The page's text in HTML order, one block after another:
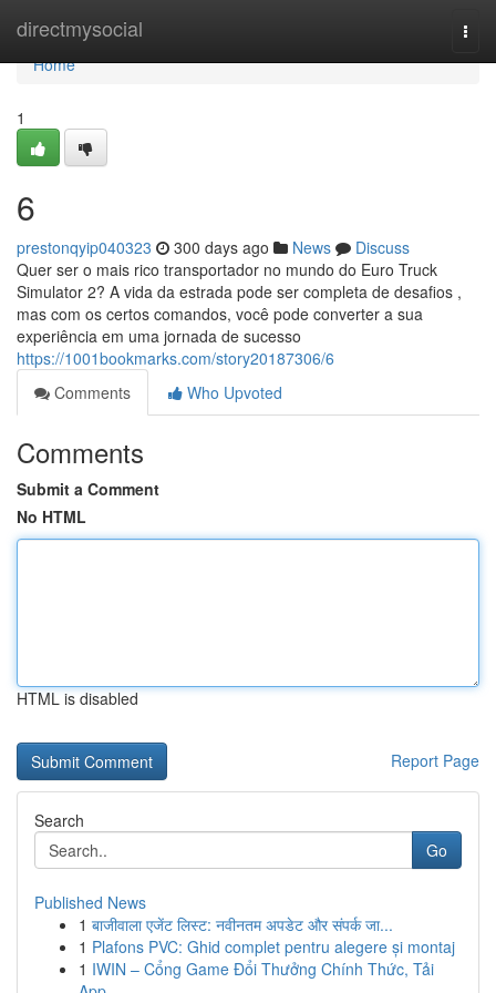
directmysocial
Home
Home
1
6
prestonqyip040323 300 days ago News
Discuss
Quer ser o mais rico transportador no mundo do Euro Truck
Simulator 2? A vida da estrada pode ser completa de desafios ,
mas com os certos comandos, você pode converter a sua
experiência em uma jornada de sucesso
https://1001bookmarks.com/story20187306/6
Comments
Who Upvoted
Comments
Submit a Comment
No HTML
HTML is disabled
Report Page
Search
Go
Published News
1 बाजीवाला एजेंट लिस्ट: नवीनतम अपडेट और संपर्क जा...
1 Plafons PVC: Ghid complet pentru alegere și montaj
1 IWIN – Cổng Game Đổi Thưởng Chính Thức, Tải